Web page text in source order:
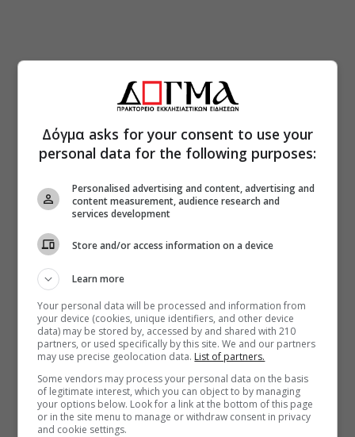
Δόγμα asks for your consent to use your
personal data for the following purposes:
Personalised advertising and content, advertising and
content measurement, audience research and
services development
Store and/or access information on a device
Learn more
Your personal data will be processed and information from
your device (cookies, unique identifiers, and other device
data) may be stored by, accessed by and shared with 210
partners, or used specifically by this site. We and our partners
may use precise geolocation data. List of partners.
Some vendors may process your personal data on the basis
of legitimate interest, which you can object to by managing
your options below. Look for a link at the bottom of this page
or in the site menu to manage or withdraw consent in privacy
and cookie settings.